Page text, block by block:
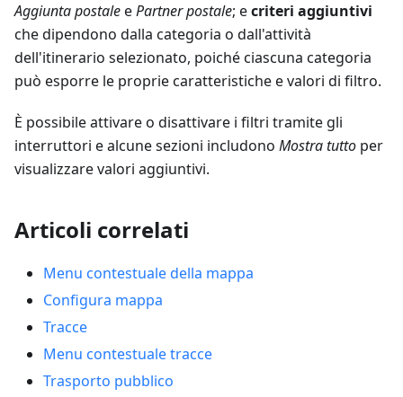
Aggiunta postaleePartner postale; ecriteri aggiuntivi
che dipendono dalla categoria o dall'attività
dell'itinerario selezionato, poiché ciascuna categoria
può esporre le proprie caratteristiche e valori di filtro.
È possibile attivare o disattivare i filtri tramite gli
interruttori e alcune sezioni includono Mostra tutto per
visualizzare valori aggiuntivi.
Articoli correlati
Menu contestuale della mappa
Configura mappa
Tracce
Menu contestuale tracce
Trasporto pubblico